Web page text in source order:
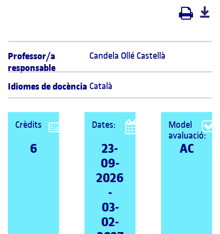
Professor/a
responsable
Candela Ollé Castellà
Idiomes de docència Català
Crèdits
6
Dates:
23-
09-
2026
-
03-
02-
Model
avaluació:
AC